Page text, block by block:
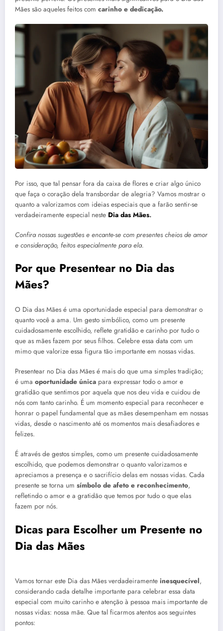
Mães são aqueles feitos com carinho e dedicação.
Por isso, que tal pensar fora da caixa de flores e criar algo único
que faça o coração dela transbordar de alegria? Vamos mostrar o
quanto a valorizamos com ideias especiais que a farão sentir-se
verdadeiramente especial neste Dia das Mães.
Confira nossas sugestões e encante-se com presentes cheios de amor
e consideração, feitos especialmente para ela.
Por que Presentear no Dia das
Mães?
O Dia das Mães é uma oportunidade especial para demonstrar o
quanto você a ama. Um gesto simbólico, como um presente
cuidadosamente escolhido, reflete gratidão e carinho por tudo o
que as mães fazem por seus filhos. Celebre essa data com um
mimo que valorize essa figura tão importante em nossas vidas.
Presentear no Dia das Mães é mais do que uma simples tradição;
é uma oportunidade única para expressar todo o amor e
gratidão que sentimos por aquela que nos deu vida e cuidou de
nós com tanto carinho. É um momento especial para reconhecer e
honrar o papel fundamental que as mães desempenham em nossas
vidas, desde o nascimento até os momentos mais desafiadores e
felizes.
É através de gestos simples, como um presente cuidadosamente
escolhido, que podemos demonstrar o quanto valorizamos e
apreciamos a presença e o sacrifício delas em nossas vidas. Cada
presente se torna um símbolo de afeto e reconhecimento,
refletindo o amor e a gratidão que temos por tudo o que elas
fazem por nós.
Dicas para Escolher um Presente no
Dia das Mães
Vamos tornar este Dia das Mães verdadeiramente inesquecível,
considerando cada detalhe importante para celebrar essa data
especial com muito carinho e atenção à pessoa mais importante de
nossas vidas: nossa mãe. Que tal ficarmos atentos aos seguintes
pontos: